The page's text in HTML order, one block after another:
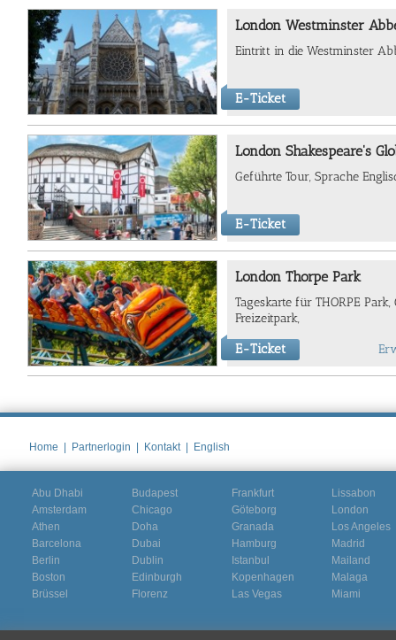
London Westminster
Eintritt in die Westminster
E-Ticket
London Shakespeare's
Geführte Tour, Sprache
E-Ticket
London Thorpe Park
Tageskarte für THORPE
Freizeitpark,
E-Ticket
Home Partnerlogin Kontakt English
Abu Dhabi
Amsterdam
Athen
Barcelona
Berlin
Boston
Brüssel
Budapest
Chicago
Doha
Dubai
Dublin
Edinburgh
Florenz
Frankfurt
Göteborg
Granada
Hamburg
Istanbul
Kopenhagen
Las Vegas
Lissabon
London
Los Angeles
Madrid
Mailand
Malaga
Miami